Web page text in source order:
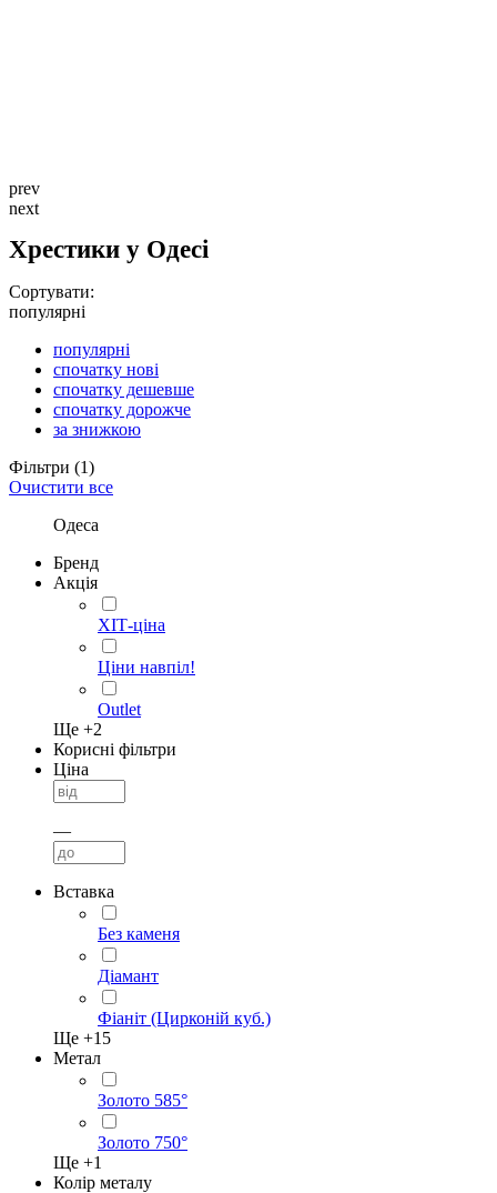
prev
next
Хрестики у Одесі
Сортувати:
популярні
популярні
спочатку нові
спочатку дешевше
спочатку дорожче
за знижкою
Фільтри (1)
Очистити все
Одеса
Бренд
Акція
ХІТ-ціна
Ціни навпіл!
Outlet
Ще +2
Корисні фільтри
Ціна
—
Вставка
Без каменя
Діамант
Фіаніт (Цирконій куб.)
Ще +15
Метал
Золото 585°
Золото 750°
Ще +1
Колір металу